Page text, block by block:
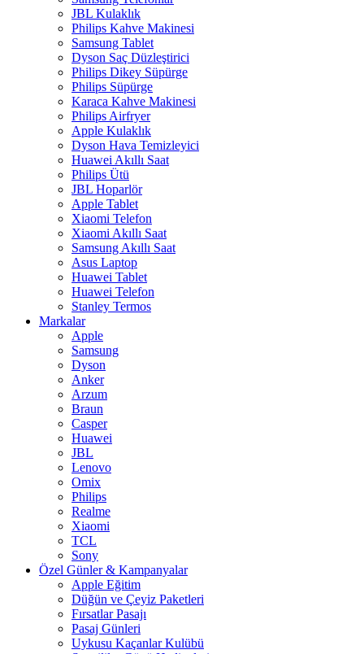
JBL Kulaklık
Philips Kahve Makinesi
Samsung Tablet
Dyson Saç Düzleştirici
Philips Dikey Süpürge
Philips Süpürge
Karaca Kahve Makinesi
Philips Airfryer
Apple Kulaklık
Dyson Hava Temizleyici
Huawei Akıllı Saat
Philips Ütü
JBL Hoparlör
Apple Tablet
Xiaomi Telefon
Xiaomi Akıllı Saat
Samsung Akıllı Saat
Asus Laptop
Huawei Tablet
Huawei Telefon
Stanley Termos
Markalar
Apple
Samsung
Dyson
Anker
Arzum
Braun
Casper
Huawei
JBL
Lenovo
Omix
Philips
Realme
Xiaomi
TCL
Sony
Özel Günler & Kampanyalar
Apple Eğitim
Düğün ve Çeyiz Paketleri
Fırsatlar Pasajı
Pasaj Günleri
Uykusu Kaçanlar Kulübü